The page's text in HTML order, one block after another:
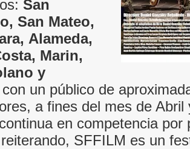
San
San Mateo,
Alameda,
Marin,
y
con un público de
a fines del mes de Abril
en competencia por
SFFILM es un